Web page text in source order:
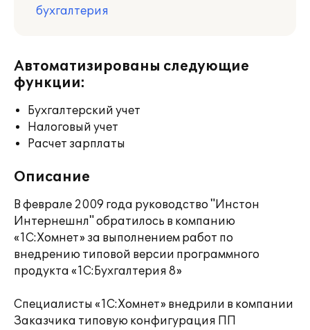
бухгалтерия
Автоматизированы следующие
функции:
Бухгалтерский учет
Налоговый учет
Расчет зарплаты
Описание
В феврале 2009 года руководство "Инстон
Интернешнл" обратилось в компанию
«1С:Хомнет» за выполнением работ по
внедрению типовой версии программного
продукта «1С:Бухгалтерия 8»
Специалисты «1С:Хомнет» внедрили в компании
Заказчика типовую конфигурация ПП